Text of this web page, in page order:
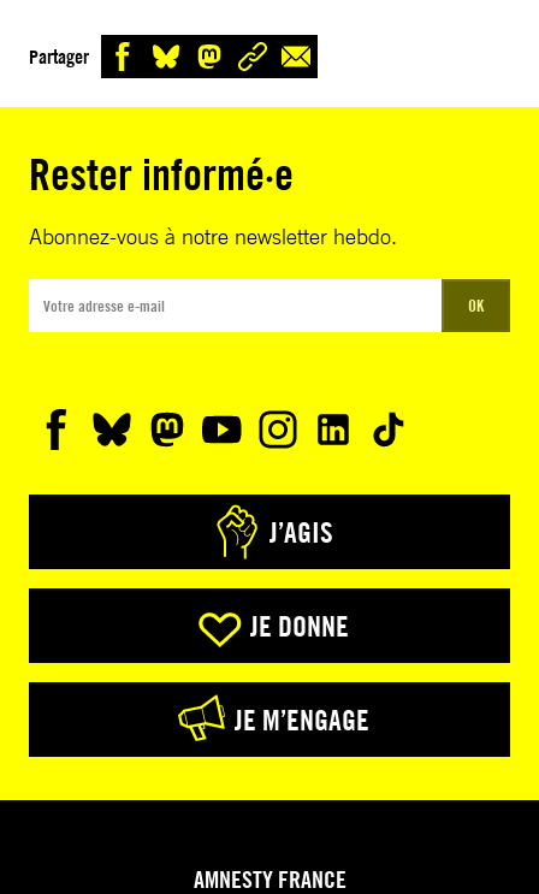
Partager
Rester informé·e
Abonnez-vous à notre newsletter hebdo.
OK
J’AGIS
JE DONNE
JE M’ENGAGE
AMNESTY FRANCE